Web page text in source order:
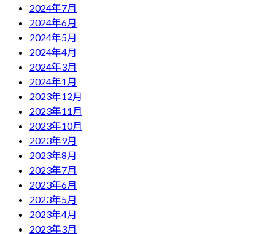
2024年7月
2024年6月
2024年5月
2024年4月
2024年3月
2024年1月
2023年12月
2023年11月
2023年10月
2023年9月
2023年8月
2023年7月
2023年6月
2023年5月
2023年4月
2023年3月